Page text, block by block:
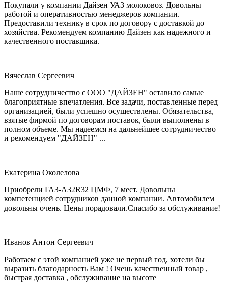
Покупали у компании Дайзен УАЗ молоковоз. Довольны
работой и оперативностью менеджеров компании.
Предоставили технику в срок по договору с доставкой до
хозяйства. Рекомендуем компанию Дайзен как надежного и
качественного поставщика.
Вячеслав Сергеевич
Наше сотрудничество с ООО "ДАЙЗЕН" оставило самые
благоприятные впечатления. Все задачи, поставленные перед
организацией, были успешно осуществлены. Обязательства,
взятые фирмой по договорам поставок, были выполнены в
полном объеме. Мы надеемся на дальнейшее сотрудничество
и рекомендуем "ДАЙЗЕН" ...
Екатерина Околелова
Приобрели ГАЗ-А32R32 ЦМФ, 7 мест. Довольны
компетенцией сотрудников данной компании. Автомобилем
довольны очень. Цены порадовали.Спасибо за обслуживание!
Иванов Антон Сергеевич
Работаем с этой компанией уже не первый год, хотели бы
выразить благодарность Вам ! Очень качественный товар ,
быстрая доставка , обслуживание на высоте